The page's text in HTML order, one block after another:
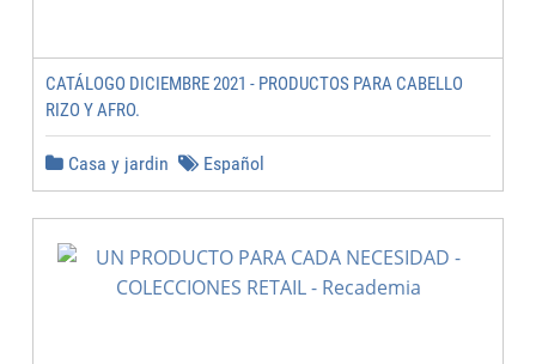
CATÁLOGO DICIEMBRE 2021 - PRODUCTOS PARA CABELLO
RIZO Y AFRO.
Casa y jardin Español